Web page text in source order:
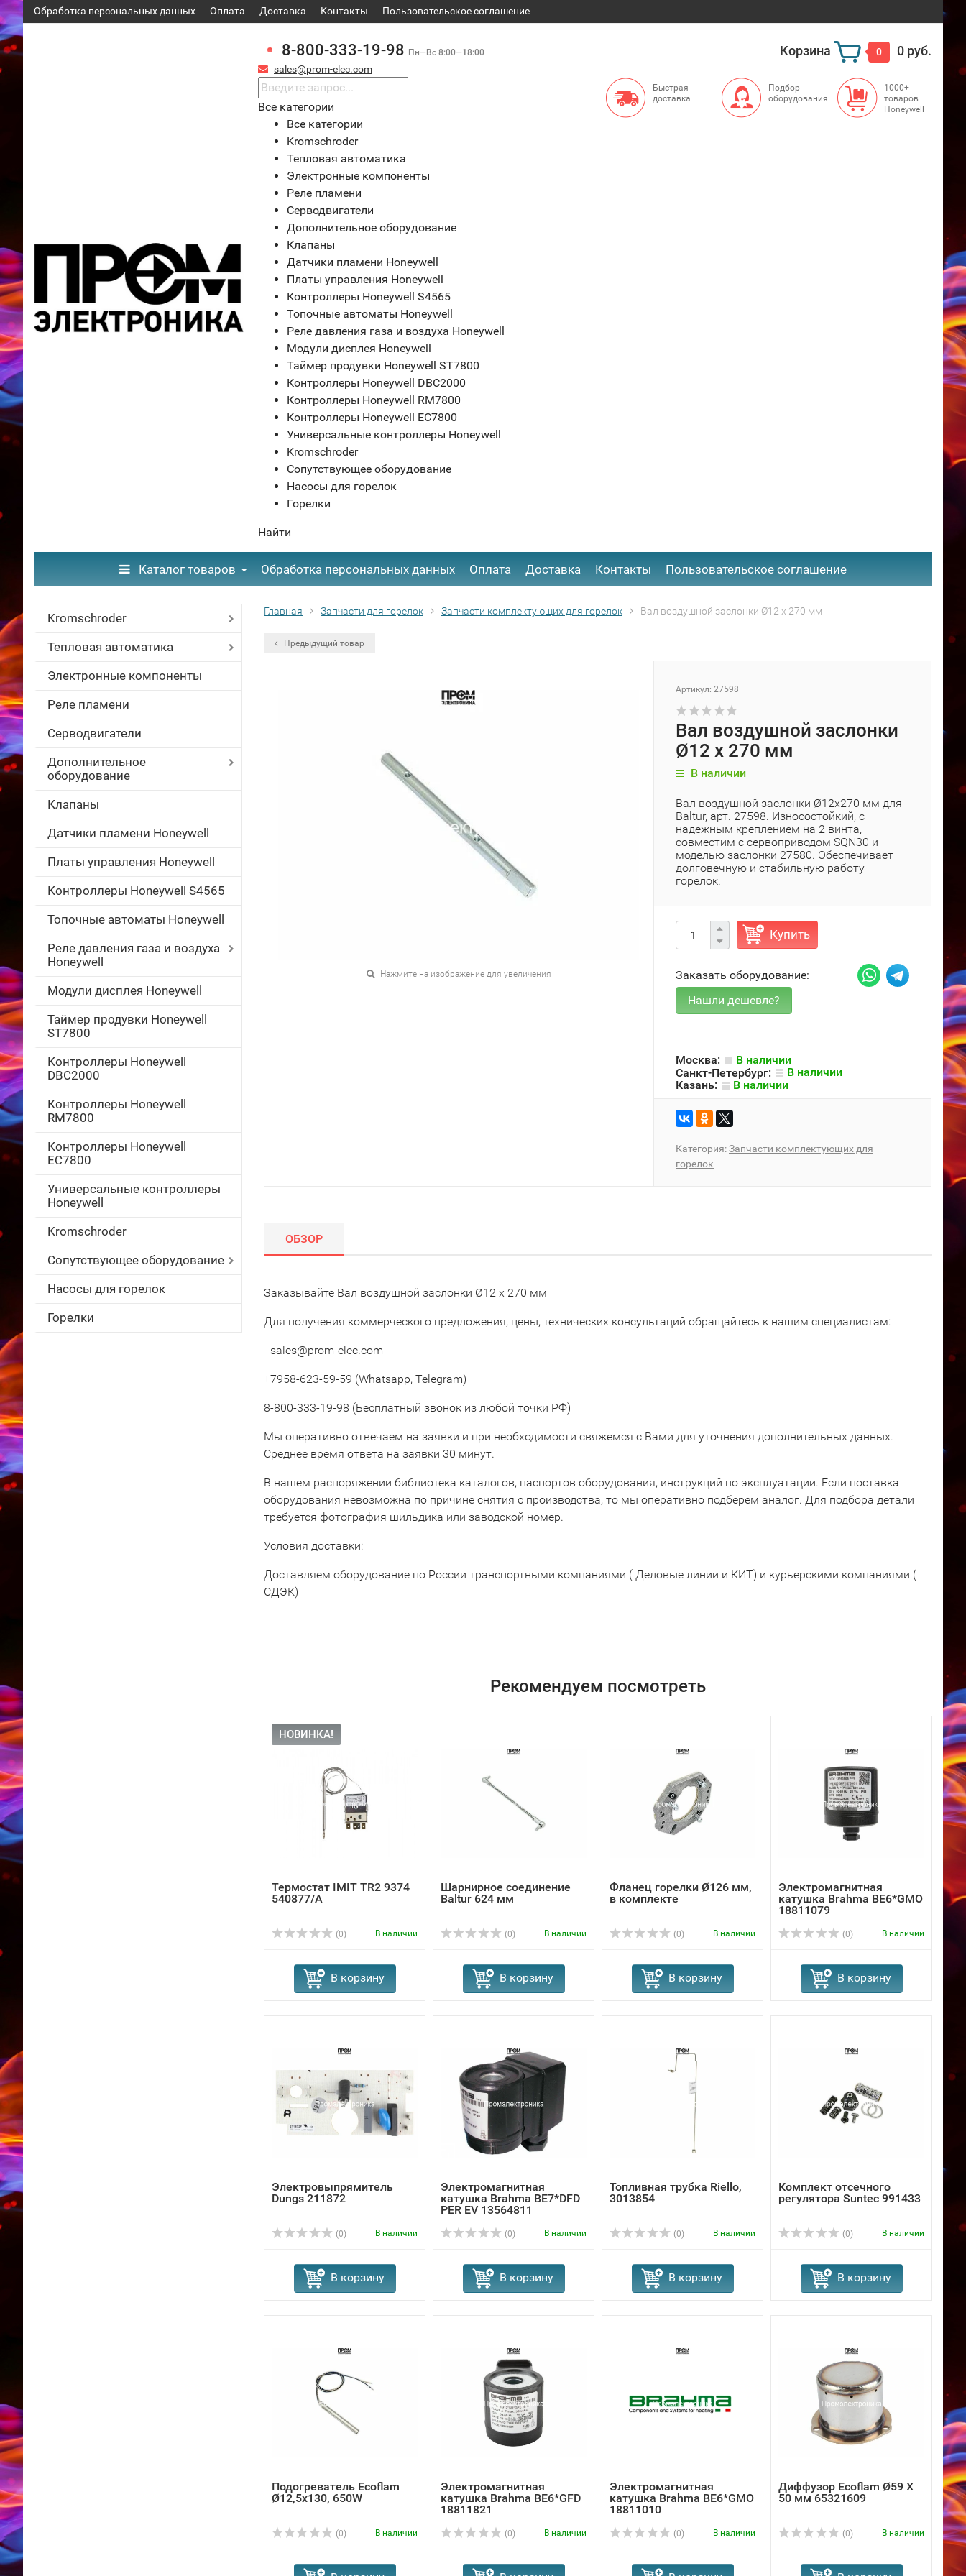
Обработка персональных данных Оплата Доставка Контакты ​Пользовательское соглашение
8-800-333-19-98 Пн—Вс 8:00—18:00
sales@prom-elec.com
Корзина 0 0 руб.
Все категории
Все категории
Kromschroder
Тепловая автоматика
Электронные компоненты
Реле пламени
Серводвигатели
Дополнительное оборудование
Клапаны
Датчики пламени Honeywell
Платы управления Honeywell
Контроллеры Honeywell S4565
Топочные автоматы Honeywell
Реле давления газа и воздуха Honeywell
Модули дисплея Honeywell
Таймер продувки Honeywell ST7800
Контроллеры Honeywell DBC2000
Контроллеры Honeywell RM7800
Контроллеры Honeywell EC7800
Универсальные контроллеры Honeywell
Kromschroder
Сопутствующее оборудование
Насосы для горелок
Горелки
Найти
Быстрая
доставка
Подбор
оборудования
1000+
товаров
Honeywell
Каталог товаров Обработка персональных данных Оплата Доставка Контакты ​Пользовательское соглашение
Kromschroder
Тепловая автоматика
Электронные компоненты
Реле пламени
Серводвигатели
Дополнительное
оборудование
Клапаны
Датчики пламени Honeywell
Платы управления Honeywell
Контроллеры Honeywell S4565
Топочные автоматы Honeywell
Реле давления газа и воздуха
Honeywell
Модули дисплея Honeywell
Таймер продувки Honeywell
ST7800
Контроллеры Honeywell
DBC2000
Контроллеры Honeywell
RM7800
Контроллеры Honeywell
EC7800
Универсальные контроллеры
Honeywell
Kromschroder
Сопутствующее оборудование
Насосы для горелок
Горелки
Главная Запчасти для горелок Запчасти комплектующих для горелок Вал воздушной заслонки Ø12 x 270 мм
Предыдущий товар
Нажмите на изображение для увеличения
Артикул: 27598
Вал воздушной заслонки
Ø12 x 270 мм
В наличии
Вал воздушной заслонки Ø12x270 мм для
Baltur, арт. 27598. Износостойкий, с
надежным креплением на 2 винта,
совместим с сервоприводом SQN30 и
моделью заслонки 27580. Обеспечивает
долговечную и стабильную работу
горелок.
Купить
Заказать оборудование:
Москва:
В наличии
Санкт-Петербург:
В наличии
Казань:
В наличии
Категория:Запчасти комплектующих для
горелок
ОБЗОР
Заказывайте Вал воздушной заслонки Ø12 x 270 мм
Для получения коммерческого предложения, цены, технических консультаций обращайтесь к нашим специалистам:
- sales@prom-elec.com
+7958-623-59-59 (Whatsapp, Telegram)
8-800-333-19-98 (Бесплатный звонок из любой точки РФ)
Мы оперативно отвечаем на заявки и при необходимости свяжемся с Вами для уточнения дополнительных данных.
Среднее время ответа на заявки 30 минут.
В нашем распоряжении библиотека каталогов, паспортов оборудования, инструкций по эксплуатации. Если поставка
оборудования невозможна по причине снятия с производства, то мы оперативно подберем аналог. Для подбора детали
требуется фотография шильдика или заводской номер.
Условия доставки:
Доставляем оборудование по России транспортными компаниями ( Деловые линии и КИТ) и курьерскими компаниями (
СДЭК)
Рекомендуем посмотреть
НОВИНКА!
Термостат IMIT TR2 9374
540877/A
(0) В наличии
В корзину
Шарнирное соединение
Baltur 624 мм
(0) В наличии
В корзину
Фланец горелки Ø126 мм,
в комплекте
(0) В наличии
В корзину
Электромагнитная
катушка Brahma BE6*GMO
18811079
(0) В наличии
В корзину
Электровыпрямитель
Dungs 211872
(0) В наличии
В корзину
Электромагнитная
катушка Brahma BE7*DFD
PER EV 13564811
(0) В наличии
В корзину
Топливная трубка Riello,
3013854
(0) В наличии
В корзину
Комплект отсечного
регулятора Suntec 991433
(0) В наличии
В корзину
Подогреватель Ecoflam
Ø12,5x130, 650W
(0) В наличии
Электромагнитная
катушка Brahma BE6*GFD
18811821
(0) В наличии
Электромагнитная
катушка Brahma BE6*GMO
18811010
(0) В наличии
Диффузор Ecoflam Ø59 X
50 мм 65321609
(0) В наличии